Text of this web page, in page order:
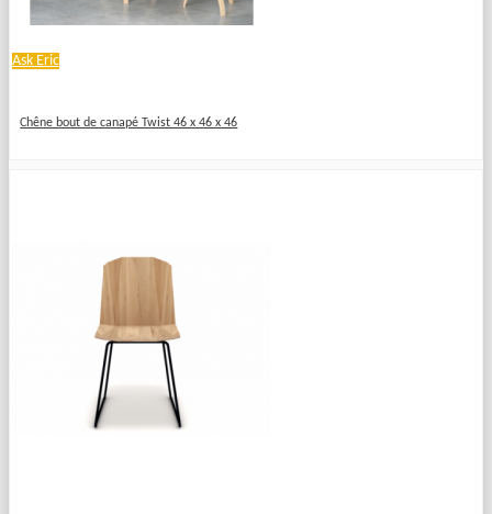
Ask Eric
Chêne bout de canapé Twist 46 x 46 x 46